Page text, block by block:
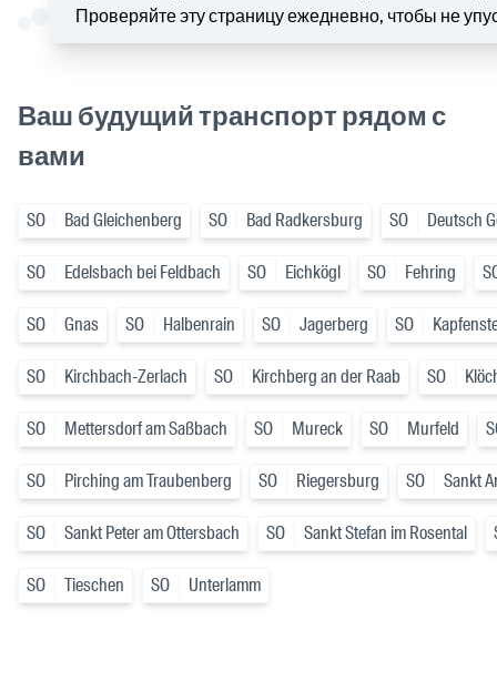
Проверяйте эту страницу ежедневно, чтобы не
Ваш будущий транспорт рядом с
вами
SO Bad Gleichenberg SO Bad Radkersburg SO Deutsch
SO Edelsbach bei Feldbach SO Eichkögl SO Fehring
SO Gnas SO Halbenrain SO Jagerberg SO
SO Kirchbach-Zerlach SO Kirchberg an der Raab SO
SO Mettersdorf am Saßbach SO Mureck SO Murfeld
SO Pirching am Traubenberg SO Riegersburg SO Sankt
SO Sankt Peter am Ottersbach SO Sankt Stefan im Rosental
SO Tieschen SO Unterlamm